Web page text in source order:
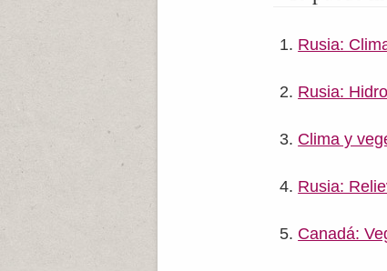
Rusia:
Rusia:
Clima y
Rusia:
Canadá: